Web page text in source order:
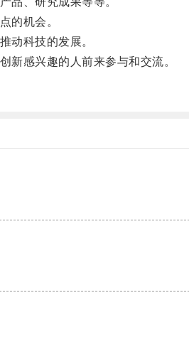
的机会。
科技的发展。
感兴趣的人前来参与和交流。